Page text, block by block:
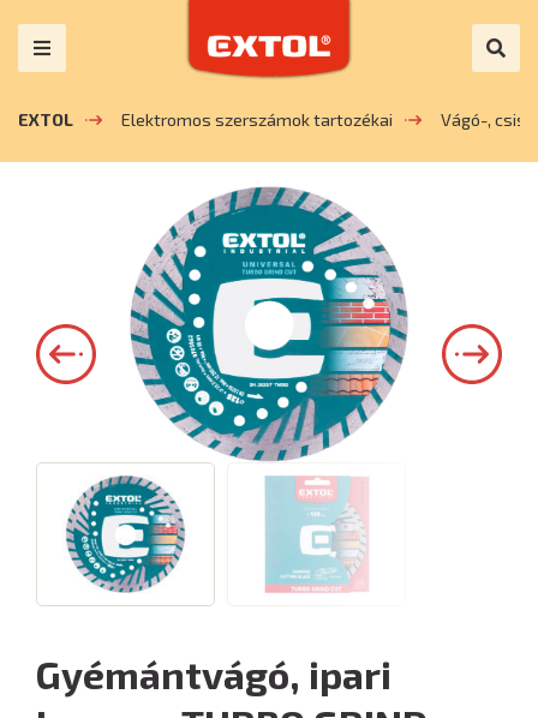
EXTOL Elektromos szerszámok tartozékai Vágó-,
Gyémántvágó, ipari